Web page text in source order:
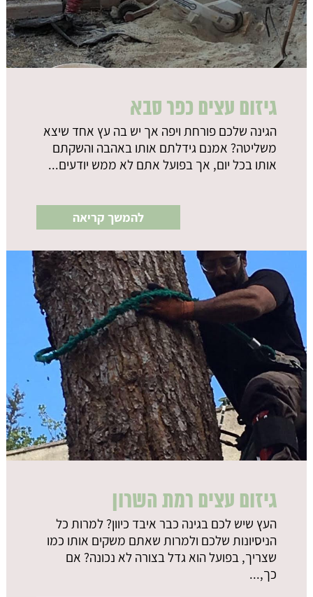
גיזום עצים כפר סבא
הגינה שלכם פורחת ויפה אך יש בה עץ אחד שיצא
משליטה? אמנם גידלתם אותו באהבה והשקתם
אותו בכל יום, אך בפועל אתם לא ממש יודעים...
להמשך קריאה
גיזום עצים רמת השרון
העץ שיש לכם בגינה כבר איבד כיוון? למרות כל
הניסיונות שלכם ולמרות שאתם משקים אותו כמו
שצריך, בפועל הוא גדל בצורה לא נכונה? אם
כך,...